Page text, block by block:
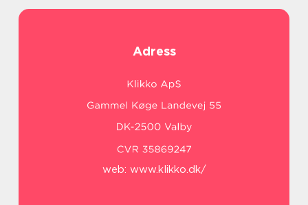
Adress
web: www.klikko.dk/